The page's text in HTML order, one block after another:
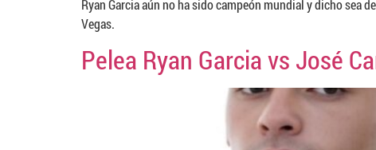
Ryan Garcia aún no ha sido campeón mundial y dicho sea
Vegas.
Pelea Ryan Garcia vs José